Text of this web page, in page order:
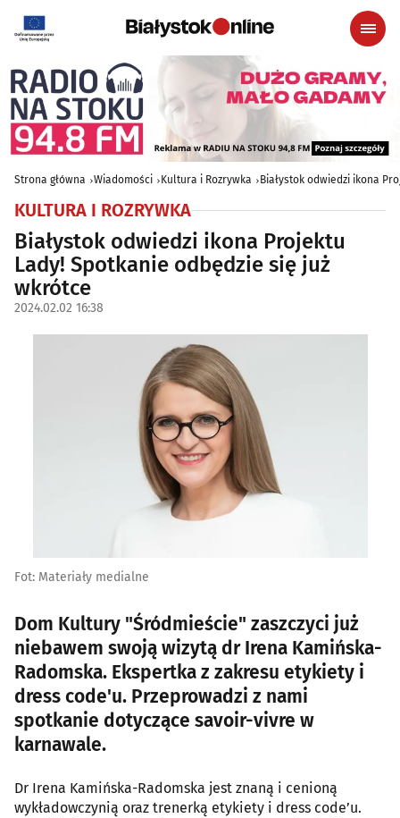
Strona główna Wiadomości Kultura i Rozrywka Białystok odwiedzi ikona
KULTURA I ROZRYWKA
Białystok odwiedzi ikona Projektu
Lady! Spotkanie odbędzie się już
wkrótce
2024.02.02 16:38
Fot: Materiały medialne
Dom Kultury "Śródmieście" zaszczyci już
niebawem swoją wizytą dr Irena Kamińska-
Radomska. Ekspertka z zakresu etykiety i
dress code'u. Przeprowadzi z nami
spotkanie dotyczące savoir-vivre w
karnawale.
Dr Irena Kamińska-Radomska jest znaną i cenioną
wykładowczynią oraz trenerką etykiety i dress code’u.